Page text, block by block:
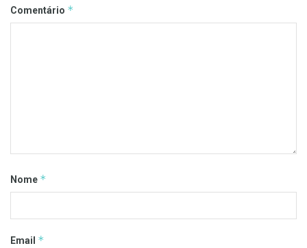
Comentário *
Nome *
Email *